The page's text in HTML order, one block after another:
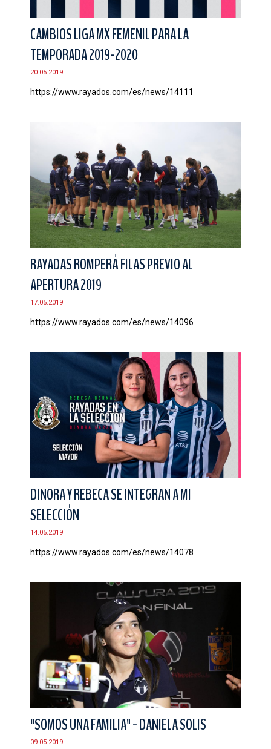
CAMBIOS LIGA MX FEMENIL PARA LA
TEMPORADA 2019-2020
20.05.2019
https://www.rayados.com/es/news/14111
RAYADAS ROMPERÁ FILAS PREVIO AL
APERTURA 2019
17.05.2019
https://www.rayados.com/es/news/14096
DINORA Y REBECA SE INTEGRAN A MI
SELECCIÓN
14.05.2019
https://www.rayados.com/es/news/14078
"SOMOS UNA FAMILIA" - DANIELA SOLIS
09.05.2019